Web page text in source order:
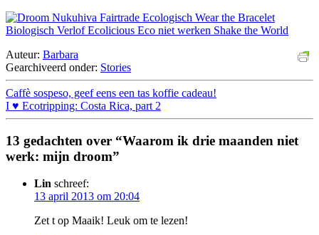
Auteur: Barbara
Gearchiveerd onder: Stories
Caffè sospeso, geef eens een tas koffie cadeau!
I ♥ Ecotripping: Costa Rica, part 2
13 gedachten over “Waarom ik drie maanden niet
werk: mijn droom”
Lin schreef:
13 april 2013 om 20:04
Zet t op Maaik! Leuk om te lezen!